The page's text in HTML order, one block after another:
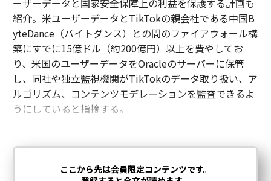
ーザーデータと国家安全保障上の利益を保護する計画も
紹介。米ユーザーデータとTikTokの親会社である中国B
yteDance（バイトダンス）との間のファイアウォール構
築にすでに15億ドル（約200億円）以上を費やしてお
り、米国のユーザーデータをOracleのサーバーに保管
し、同社や独立監視機関がTikTokのデータ取り扱い、ア
ルゴリズム、コンテンツモデレーションを監査できるよ
うにしていると指摘する。